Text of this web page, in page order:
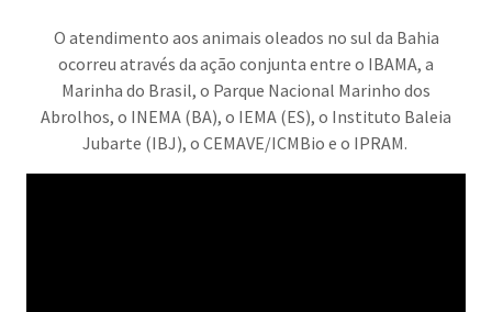
O atendimento aos animais oleados no sul da Bahia
ocorreu através da ação conjunta entre o IBAMA, a
Marinha do Brasil, o Parque Nacional Marinho dos
Abrolhos, o INEMA (BA), o IEMA (ES), o Instituto Baleia
Jubarte (IBJ), o CEMAVE/ICMBio e o IPRAM.